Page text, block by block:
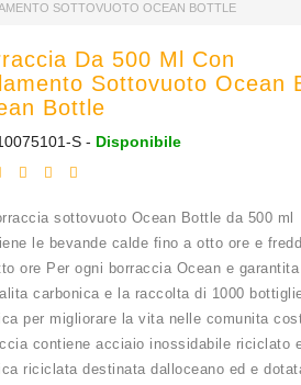
SOTTOVUOTO OCEAN BOTTLE
Da 500 Ml Con
Sottovuoto Ocean
Bottle
S - Disponibile
sottovuoto Ocean Bottle da 500 ml
le bevande calde fino a otto ore e
ore Per ogni borraccia Ocean e
carbonica e la raccolta di 1000
per migliorare la vita nelle comunita
contiene acciaio inossidabile riciclato
riciclata destinata dalloceano ed e